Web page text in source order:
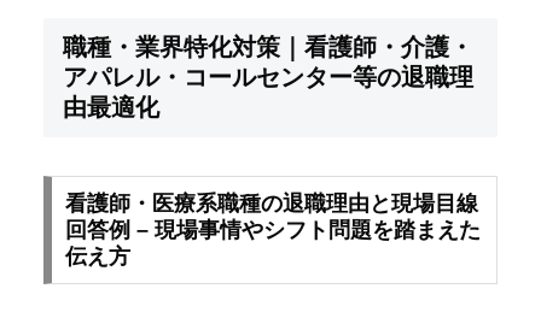
職種・業界特化対策｜看護師・介護・
アパレル・コールセンター等の退職理
由最適化
看護師・医療系職種の退職理由と現場目線
回答例 – 現場事情やシフト問題を踏まえた
伝え方